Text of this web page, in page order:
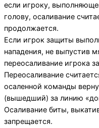
если игроку,
голову, осаливание
продолжается.
Если игрок защиты
нападения, не выпустив
переосаливание игрока
Переосаливание
осаленной команды
(вышедший) за линию
Осаливание биты,
запрещается.